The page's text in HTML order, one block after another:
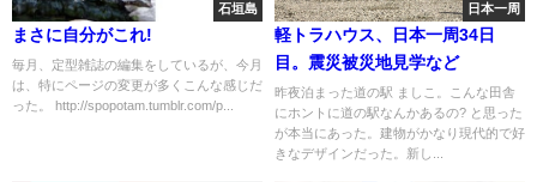
石垣島
まさに自分がこれ!
毎月、定型雑誌の編集をしているが、今月
は、特にページの変更が多くこんな感じだ
った。 http://spopotam.tumblr.com/p...
日本一周
軽トラハウス、日本一周34日
目。震災被災地見学など
昨夜泊まった道の駅 ましこ。こんな田舎
にホントに道の駅なんかあるの? と思った
が本当にあった。建物がかなり現代的で好
きなデザインだった。新し...